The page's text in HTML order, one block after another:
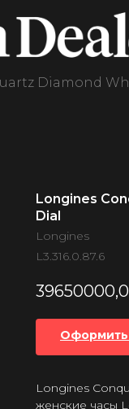
Diamond
Longines
Dial
Longines
L3.316.0.87.6
Оформить
Longines
женские часы